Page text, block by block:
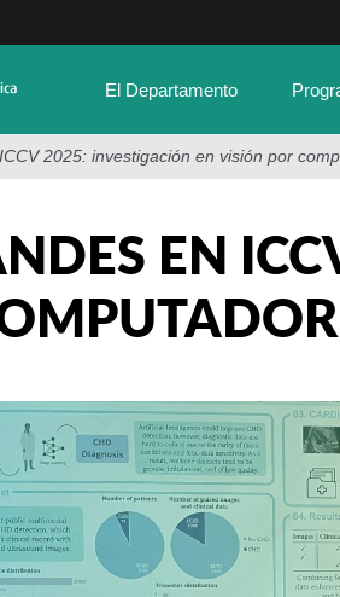
El Departamento
2025: investigación en visión por
EN